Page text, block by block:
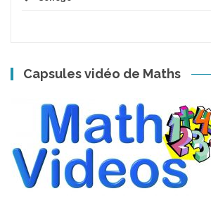
Capsules vidéo de Maths